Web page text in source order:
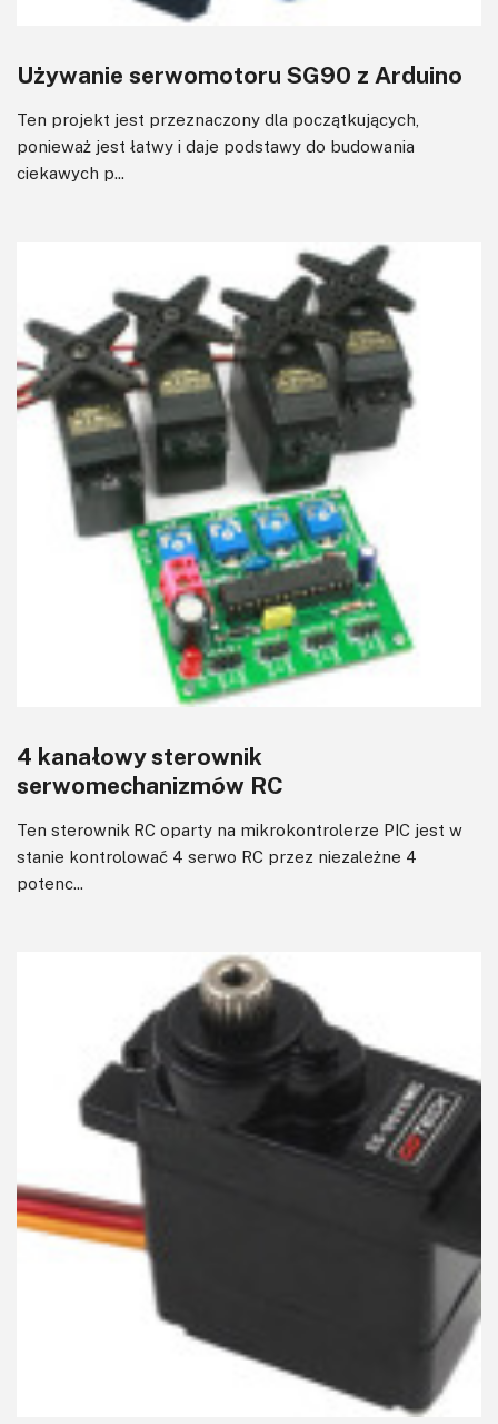
Używanie serwomotoru SG90 z Arduino
Ten projekt jest przeznaczony dla początkujących,
ponieważ jest łatwy i daje podstawy do budowania
ciekawych p...
4 kanałowy sterownik
serwomechanizmów RC
Ten sterownik RC oparty na mikrokontrolerze PIC jest w
stanie kontrolować 4 serwo RC przez niezależne 4
potenc...